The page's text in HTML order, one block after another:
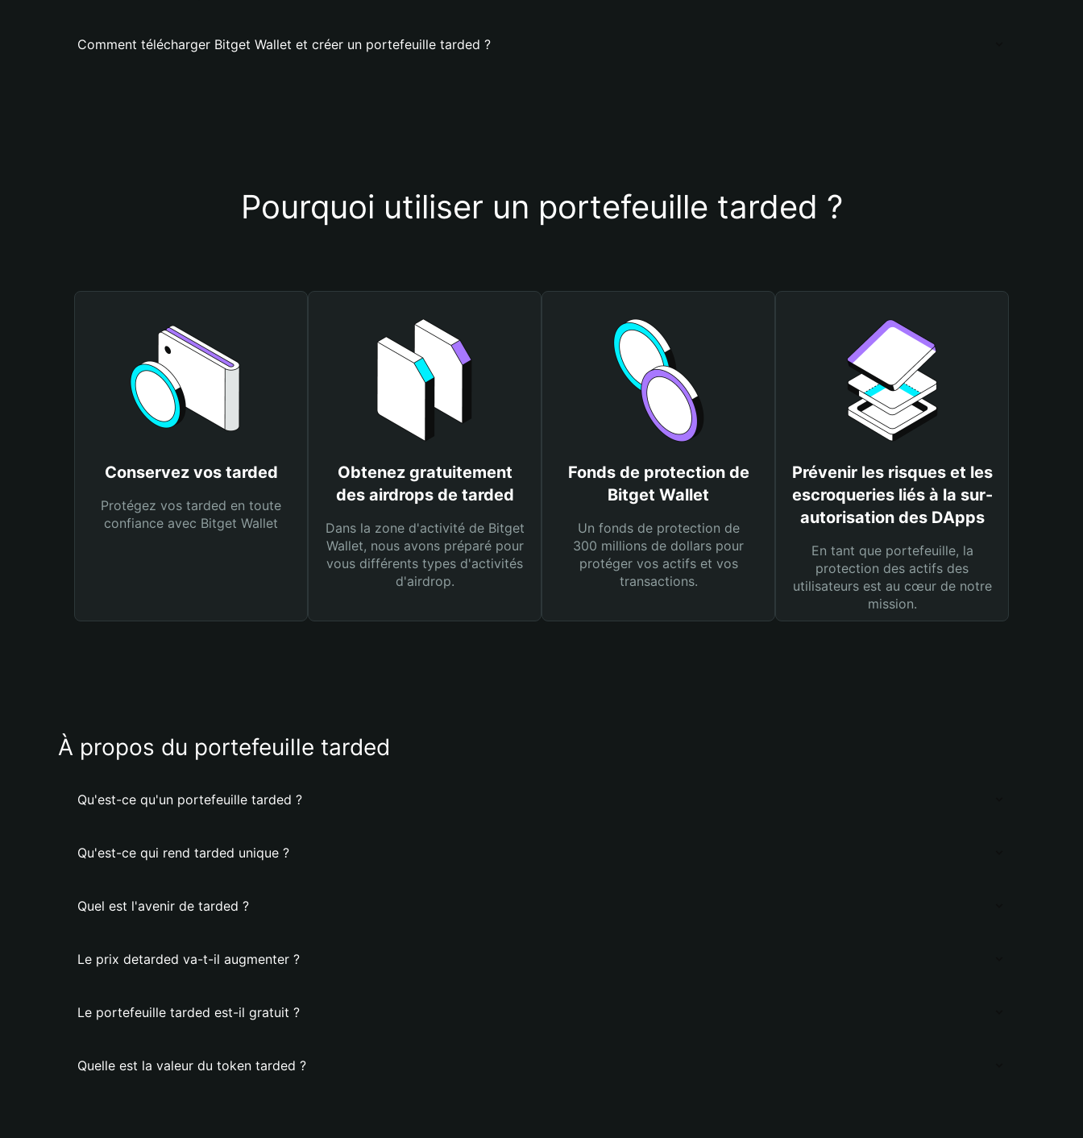
Comment télécharger Bitget Wallet et créer un portefeuille tarded ?
Pourquoi utiliser un portefeuille tarded ?
Conservez vos tarded
Protégez vos tarded en toute
confiance avec Bitget Wallet
Obtenez gratuitement
des airdrops de tarded
Dans la zone d'activité de Bitget
Wallet, nous avons préparé pour
vous différents types d'activités
d'airdrop.
Fonds de protection de
Bitget Wallet
Un fonds de protection de
300 millions de dollars pour
protéger vos actifs et vos
transactions.
Prévenir les risques et les
escroqueries liés à la sur-
autorisation des DApps
En tant que portefeuille, la
protection des actifs des
utilisateurs est au cœur de notre
mission.
À propos du portefeuille tarded
Qu'est-ce qu'un portefeuille tarded ?
Qu'est-ce qui rend tarded unique ?
Quel est l'avenir de tarded ?
Le prix detarded va-t-il augmenter ?
Le portefeuille tarded est-il gratuit ?
Quelle est la valeur du token tarded ?